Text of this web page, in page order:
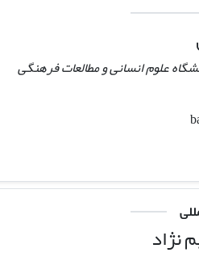
علوم انسانی و مطالعات فرهنگی
نژاد